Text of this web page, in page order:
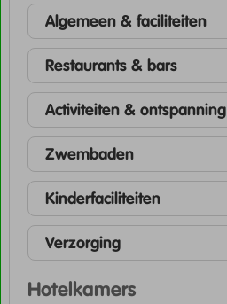
Algemeen & faciliteiten
Restaurants & bars
Activiteiten & ontspanning
Zwembaden
Kinderfaciliteiten
Verzorging
Hotelkamers